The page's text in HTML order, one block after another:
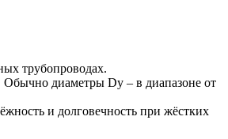
трубопроводах.
диаметры Dу – в диапазоне от
и долговечность при жёстких